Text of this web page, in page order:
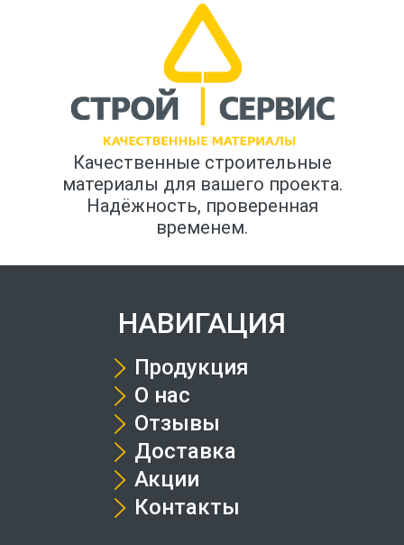
Качественные строительные
материалы для вашего проекта.
Надёжность, проверенная
временем.
НАВИГАЦИЯ
Продукция
О нас
Отзывы
Доставка
Акции
Контакты